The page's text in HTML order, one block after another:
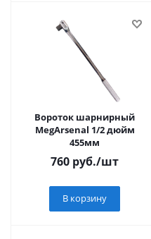
Вороток шарнирный
MegArsenal 1/2 дюйм
455мм
760 руб./шт
В корзину